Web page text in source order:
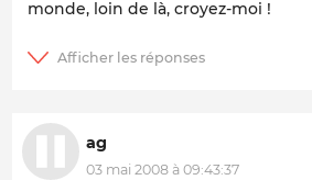
monde, loin de là, croyez-moi !
ag
03 mai 2008 à 09:43:37